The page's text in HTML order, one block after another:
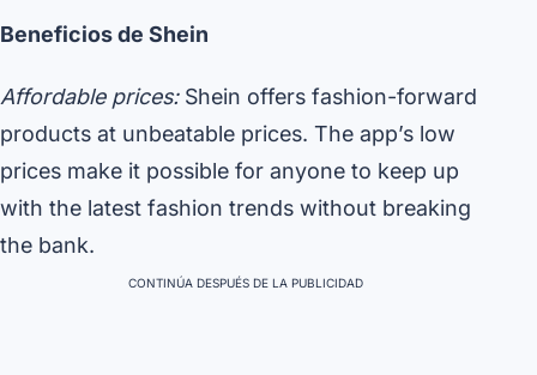
Beneficios de Shein
Affordable prices:Shein offers fashion-forward
products at unbeatable prices. The app’s low
prices make it possible for anyone to keep up
with the latest fashion trends without breaking
the bank.
CONTINÚA DESPUÉS DE LA PUBLICIDAD